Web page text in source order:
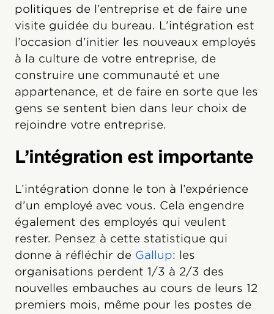
politiques de l’entreprise et de faire une
visite guidée du bureau. L’intégration est
l’occasion d’initier les nouveaux employés
à la culture de votre entreprise, de
construire une communauté et une
appartenance, et de faire en sorte que les
gens se sentent bien dans leur choix de
rejoindre votre entreprise.
L’intégration est importante
L’intégration donne le ton à l’expérience
d’un employé avec vous. Cela engendre
également des employés qui veulent
rester. Pensez à cette statistique qui
donne à réfléchir de Gallup: les
organisations perdent 1/3 à 2/3 des
nouvelles embauches au cours de leurs 12
premiers mois, même pour les postes de